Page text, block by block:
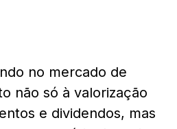
no mercado de
não só à valorização
e dividendos, mas